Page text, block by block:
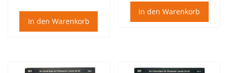
In den Warenkorb
In den Warenkorb